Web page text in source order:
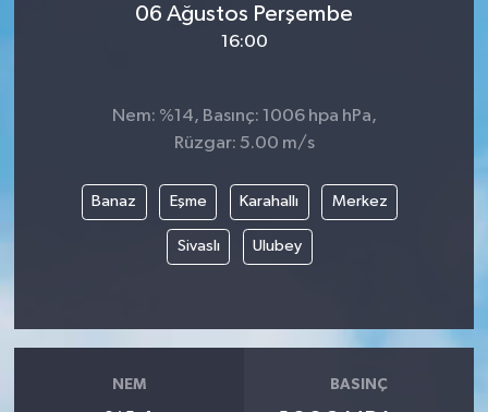
06 Ağustos Perşembe
16:00
Nem: %14, Basınç: 1006 hpa hPa,
Rüzgar: 5.00 m/s
Banaz Eşme Karahallı Merkez
Sivaslı Ulubey
NEM BASINÇ